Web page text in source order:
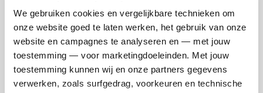
We gebruiken cookies en vergelijkbare technieken om
onze website goed te laten werken, het gebruik van onze
website en campagnes te analyseren en — met jouw
toestemming — voor marketingdoeleinden. Met jouw
toestemming kunnen wij en onze partners gegevens
verwerken, zoals surfgedrag, voorkeuren en technische